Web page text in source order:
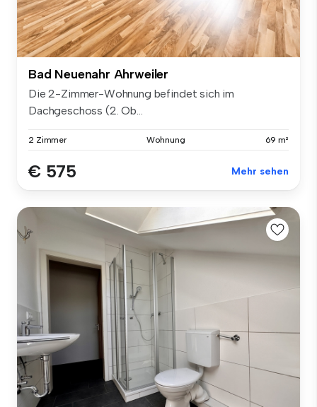
Bad Neuenahr Ahrweiler
Die 2-Zimmer-Wohnung befindet sich im
Dachgeschoss (2. Ob...
2 Zimmer Wohnung 69 m²
€ 575 Mehr sehen